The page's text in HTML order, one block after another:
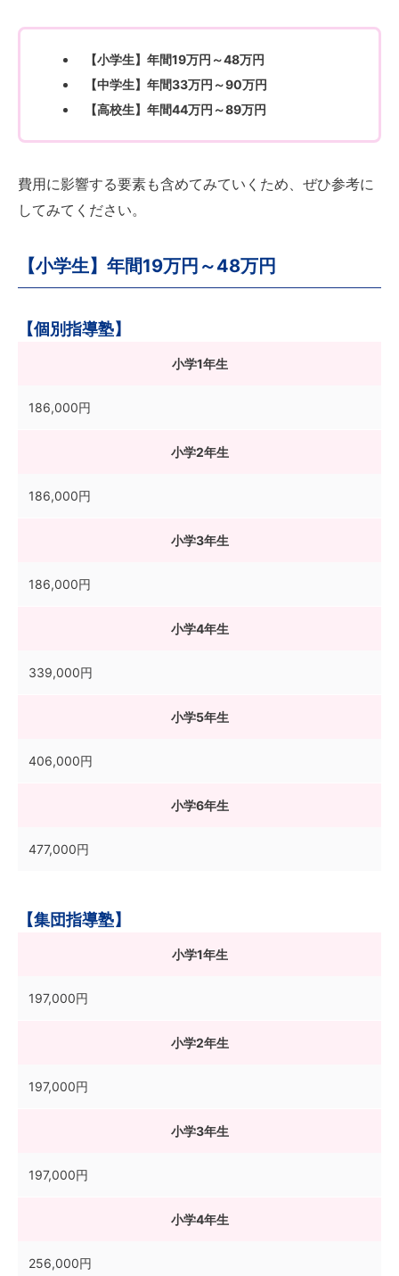
【小学生】年間19万円～48万円
【中学生】年間33万円～90万円
【高校生】年間44万円～89万円
費用に影響する要素も含めてみていくため、ぜひ参考に
してみてください。
【小学生】年間19万円～48万円
【個別指導塾】
小学1年生
186,000円
小学2年生
186,000円
小学3年生
186,000円
小学4年生
339,000円
小学5年生
406,000円
小学6年生
477,000円
【集団指導塾】
小学1年生
197,000円
小学2年生
197,000円
小学3年生
197,000円
小学4年生
256,000円